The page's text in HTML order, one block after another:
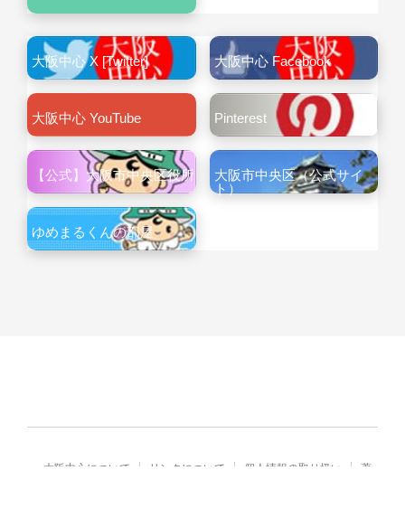
大阪中心 X [Twitter] 大阪中心 Facebook
大阪中心 YouTube Pinterest
【公式】大阪市中央区役所
大阪市中央区（公式サイ
ト）
ゆめまるくんの部屋
大阪中心について リンクについて 個人情報の取り扱い
著